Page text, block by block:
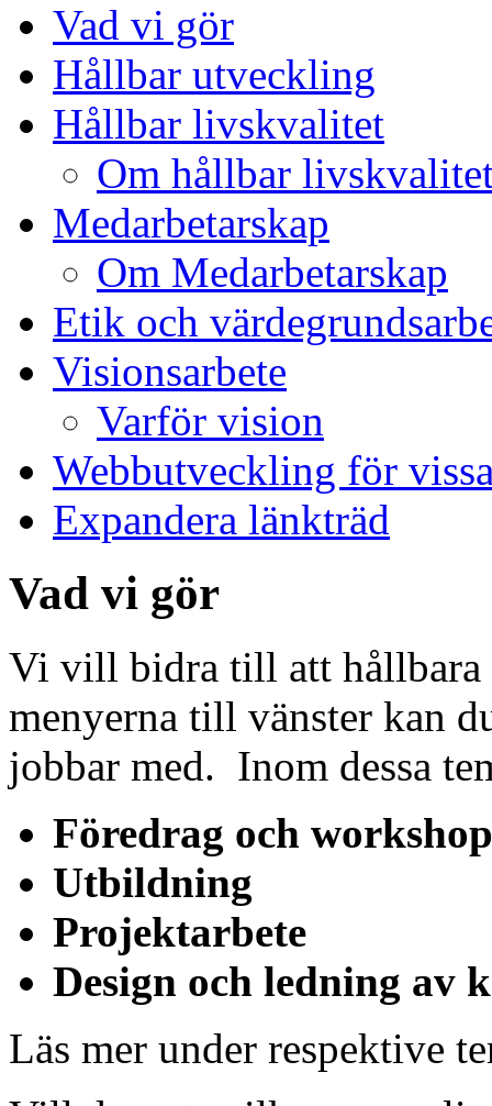
Vad vi gör
Hållbar utveckling
Hållbar livskvalitet
Om hållbar
Medarbetarskap
Om Medarbetarskap
Etik och
Visionsarbete
Varför vision
Webbutveckling för
Expandera länkträd
Vad vi gör
Vi vill bidra till att hållbara
menyerna till vänster kan
jobbar med. Inom dessa
Föredrag och
Utbildning
Projektarbete
Design och ledning av
Läs mer under respektive